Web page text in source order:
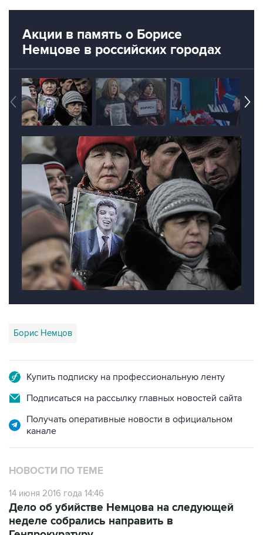
Акции в память о Борисе
Немцове в российских городах
Борис Немцов
Купить подписку на профессиональную ленту
Подписаться на рассылку главных новостей сайта
Получать оперативные новости в официальном
канале
НОВОСТИ ПО ТЕМЕ
14 июня 2016 года 14:46
Дело об убийстве Немцова на следующей
неделе собрались направить в